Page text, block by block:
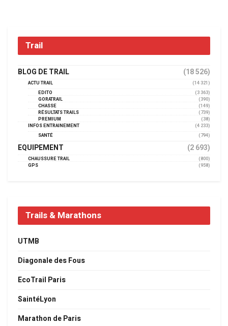
Trail
BLOG DE TRAIL (18 526)
ACTU TRAIL
(14 321)
EDITO
(3 363)
GORATRAIL
(390)
CHASSE
(149)
RÉSULTATS TRAILS
(739)
PREMIUM
(38)
INFOS ENTRAINEMENT
(4 233)
SANTÉ
(794)
EQUIPEMENT (2 693)
CHAUSSURE TRAIL
(800)
GPS
(958)
Trails & Marathons
UTMB
Diagonale des Fous
EcoTrail Paris
SaintéLyon
Marathon de Paris